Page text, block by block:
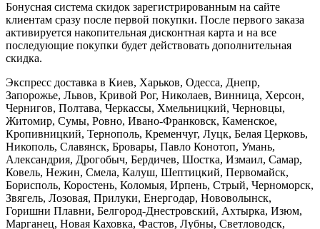
Бонусная система скидок зарегистрированным на сайте
клиентам сразу после первой покупки. После первого заказа
активируется накопительная дисконтная карта и на все
последующие покупки будет действовать дополнительная
скидка.
Экспресс доставка в Киев, Харьков, Одесса, Днепр,
Запорожье, Львов, Кривой Рог, Николаев, Винница, Херсон,
Чернигов, Полтава, Черкассы, Хмельницкий, Черновцы,
Житомир, Сумы, Ровно, Ивано-Франковск, Каменское,
Кропивницкий, Тернополь, Кременчуг, Луцк, Белая Церковь,
Никополь, Славянск, Бровары, Павло Конотоп, Умань,
Александрия, Дрогобыч, Бердичев, Шостка, Измаил, Самар,
Ковель, Нежин, Смела, Калуш, Шептицкий, Первомайск,
Борисполь, Коростень, Коломыя, Ирпень, Стрый, Черноморск,
Звягель, Лозовая, Прилуки, Енергодар, Нововолынск,
Горишни Плавни, Белгород-Днестровский, Ахтырка, Изюм,
Марганец, Новая Каховка, Фастов, Лубны, Светловодск,